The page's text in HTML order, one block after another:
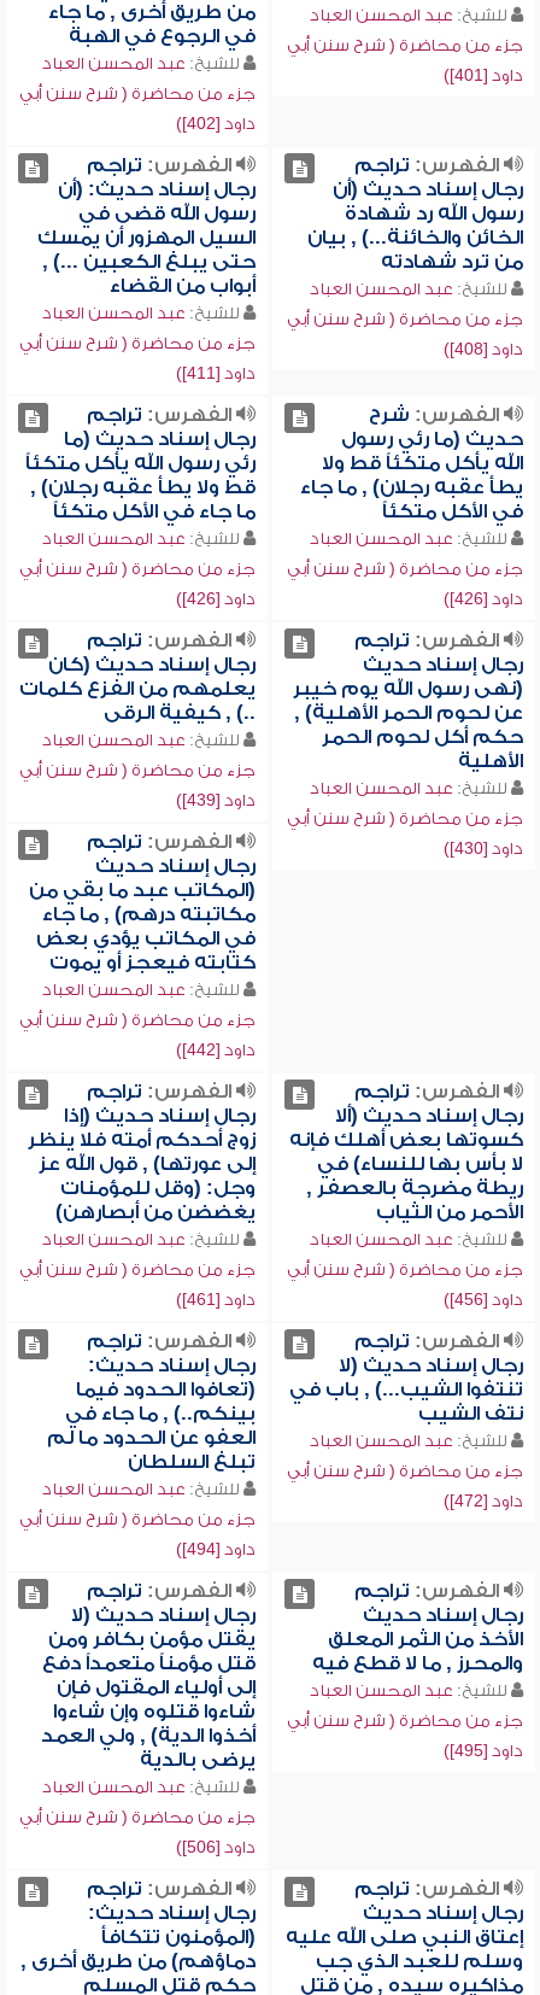
للشيخ: عبد المحسن العباد
جزء من محاضرة ( شرح سنن أبي
داود [401])
من طريق أخرى , ما جاء
في الرجوع في الهبة
للشيخ: عبد المحسن العباد
جزء من محاضرة ( شرح سنن أبي
داود [402])
الفهرس: تراجم
رجال إسناد حديث (أن
رسول الله رد شهادة
الخائن والخائنة...) , بيان
من ترد شهادته
للشيخ: عبد المحسن العباد
جزء من محاضرة ( شرح سنن أبي
داود [408])
الفهرس: تراجم
رجال إسناد حديث: (أن
رسول الله قضى في
السيل المهزور أن يمسك
حتى يبلغ الكعبين ...) ,
أبواب من القضاء
للشيخ: عبد المحسن العباد
جزء من محاضرة ( شرح سنن أبي
داود [411])
الفهرس: شرح
حديث (ما رئي رسول
الله يأكل متكئاً قط ولا
يطأ عقبه رجلان) , ما جاء
في الأكل متكئاً
للشيخ: عبد المحسن العباد
جزء من محاضرة ( شرح سنن أبي
داود [426])
الفهرس: تراجم
رجال إسناد حديث (ما
رئي رسول الله يأكل متكئاً
قط ولا يطأ عقبه رجلان) ,
ما جاء في الأكل متكئاً
للشيخ: عبد المحسن العباد
جزء من محاضرة ( شرح سنن أبي
داود [426])
الفهرس: تراجم
رجال إسناد حديث
(نهى رسول الله يوم خيبر
عن لحوم الحمر الأهلية) ,
حكم أكل لحوم الحمر
الأهلية
للشيخ: عبد المحسن العباد
جزء من محاضرة ( شرح سنن أبي
داود [430])
الفهرس: تراجم
رجال إسناد حديث (كان
يعلمهم من الفزع كلمات
..) , كيفية الرقى
للشيخ: عبد المحسن العباد
جزء من محاضرة ( شرح سنن أبي
داود [439])
الفهرس: تراجم
رجال إسناد حديث
(المكاتب عبد ما بقي من
مكاتبته درهم) , ما جاء
في المكاتب يؤدي بعض
كتابته فيعجز أو يموت
للشيخ: عبد المحسن العباد
جزء من محاضرة ( شرح سنن أبي
داود [442])
الفهرس: تراجم
رجال إسناد حديث (ألا
كسوتها بعض أهلك فإنه
لا بأس بها للنساء) في
ريطة مضرجة بالعصفر ,
الأحمر من الثياب
للشيخ: عبد المحسن العباد
جزء من محاضرة ( شرح سنن أبي
داود [456])
الفهرس: تراجم
رجال إسناد حديث (إذا
زوج أحدكم أمته فلا ينظر
إلى عورتها) , قول الله عز
وجل: (وقل للمؤمنات
يغضضن من أبصارهن)
للشيخ: عبد المحسن العباد
جزء من محاضرة ( شرح سنن أبي
داود [461])
الفهرس: تراجم
رجال إسناد حديث (لا
تنتفوا الشيب...) , باب في
نتف الشيب
للشيخ: عبد المحسن العباد
جزء من محاضرة ( شرح سنن أبي
داود [472])
الفهرس: تراجم
رجال إسناد حديث:
(تعافوا الحدود فيما
بينكم..) , ما جاء في
العفو عن الحدود ما لم
تبلغ السلطان
للشيخ: عبد المحسن العباد
جزء من محاضرة ( شرح سنن أبي
داود [494])
الفهرس: تراجم
رجال إسناد حديث
الأخذ من الثمر المعلق
والمحرز , ما لا قطع فيه
للشيخ: عبد المحسن العباد
جزء من محاضرة ( شرح سنن أبي
داود [495])
الفهرس: تراجم
رجال إسناد حديث (لا
يقتل مؤمن بكافر ومن
قتل مؤمناً متعمداً دفع
إلى أولياء المقتول فإن
شاءوا قتلوه وإن شاءوا
أخذوا الدية) , ولي العمد
يرضى بالدية
للشيخ: عبد المحسن العباد
جزء من محاضرة ( شرح سنن أبي
داود [506])
الفهرس: تراجم
رجال إسناد حديث
إعتاق النبي صلى الله عليه
وسلم للعبد الذي جب
مذاكيره سيده , من قتل
الفهرس: تراجم
رجال إسناد حديث:
(المؤمنون تتكافأ
دماؤهم) من طريق أخرى ,
حكم قتل المسلم